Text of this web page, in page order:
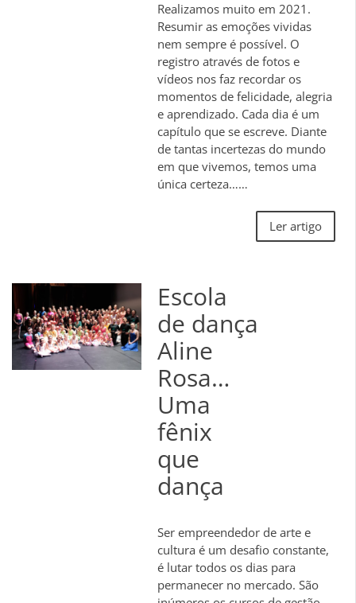
Realizamos muito em 2021.
Resumir as emoções vividas
nem sempre é possível. O
registro através de fotos e
vídeos nos faz recordar os
momentos de felicidade, alegria
e aprendizado. Cada dia é um
capítulo que se escreve. Diante
de tantas incertezas do mundo
em que vivemos, temos uma
única certeza……
Ler artigo
Escola
de dança
Aline
Rosa…
Uma
fênix
que
dança
Ser empreendedor de arte e
cultura é um desafio constante,
é lutar todos os dias para
permanecer no mercado. São